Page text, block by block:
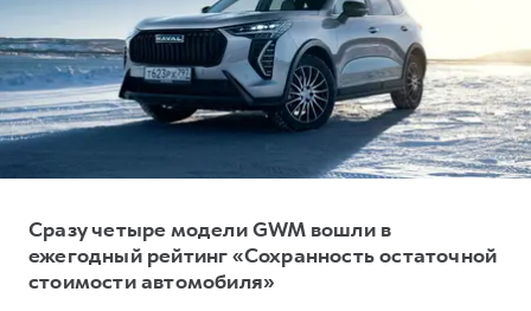
DARGO
от 3 199 000 ₽
DARGO X
от 3 499 000 ₽
F7
Тест-драйв
Трейд-ин
Страхование
Кредит
СЕРВИСНОЕ ОБСЛУЖИВАНИЕ
Нулевое ТО
Программа «Помощь на дороге»
Регламенты технического обслуживания
ПОДДЕРЖКА
О дилере
Наша команда
Контакты
Сразу четыре модели GWM вошли в
ежегодный рейтинг «Сохранность остаточной
стоимости автомобиля»